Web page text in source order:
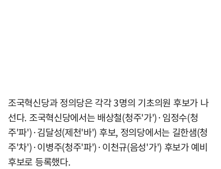
조국혁신당과 정의당은 각각 3명의 기초의원 후보가 나
선다. 조국혁신당에서는 배상철(청주'가')·임정수(청
주'파')·김달성(제천'바') 후보, 정의당에서는 길한샘(청
주'차')·이병주(청주'파')·이천규(음성'가') 후보가 예비
후보로 등록했다.